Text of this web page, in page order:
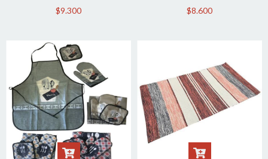
$9.300
4946746
$8.600